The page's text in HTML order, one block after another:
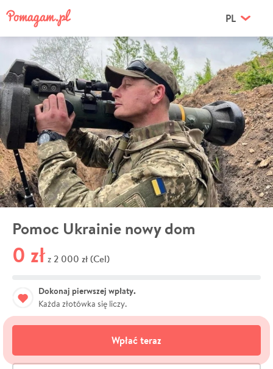
PL
Pomoc Ukrainie nowy dom
0 zł z 2 000 zł (Cel)
Dokonaj pierwszej wpłaty.
Każda złotówka się liczy.
Wpłać teraz